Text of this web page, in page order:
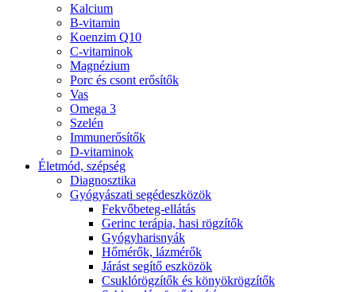
Kalcium
B-vitamin
Koenzim Q10
C-vitaminok
Magnézium
Porc és csont erősítők
Vas
Omega 3
Szelén
Immunerősítők
D-vitaminok
Életmód, szépség
Diagnosztika
Gyógyászati segédeszközök
Fekvőbeteg-ellátás
Gerinc terápia, hasi rögzítők
Gyógyharisnyák
Hőmérők, lázmérők
Járást segítő eszközök
Csuklórögzítők és könyökrögzítők